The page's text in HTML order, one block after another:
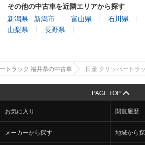
その他の中古車を近隣エリアから探す
新潟県
新潟市 富山県 石川県
山梨県
長野県
トラック 福井県の中古車 日産 クリッパートラ
PAGE TOP
お気に入り 閲覧履歴
メーカーから探す 地域から